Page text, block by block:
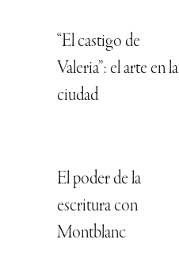
“El castigo de
Valeria”: el arte en la
ciudad
El poder de la
escritura con
Montblanc